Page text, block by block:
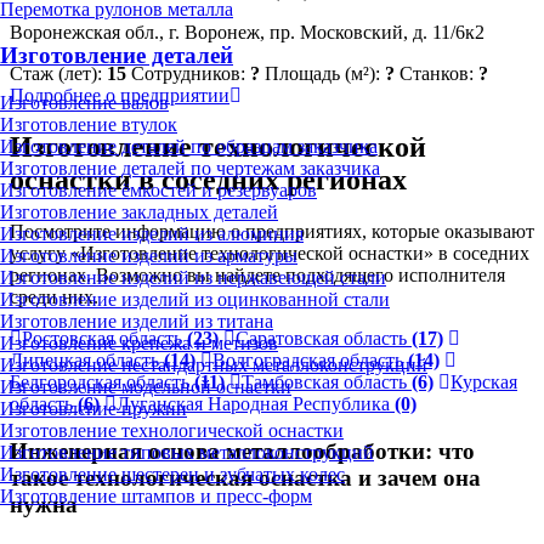
Перемотка рулонов металла
Изготовление деталей
Изготовление валов
Изготовление втулок
Изготовление деталей по образцам заказчика
Изготовление деталей по чертежам заказчика
Изготовление ёмкостей и резервуаров
Изготовление закладных деталей
Изготовление изделий из алюминия
Изготовление изделий из арматуры
Изготовление изделий из нержавеющей стали
Изготовление изделий из оцинкованной стали
Изготовление изделий из титана
Изготовление крепежа и метизов
Изготовление нестандартных металлоконструкций
Изготовление модельной оснастки
Изготовление пружин
Изготовление технологической оснастки
Изготовление типовых металлоконструкций
Изготовление шестерен и зубчатых колес
Изготовление штампов и пресс-форм
Воронежская обл., г. Воронеж, пр. Московский, д. 11/6к2
Стаж (лет): 15 Сотрудников: ? Площадь (м²): ? Станков: ?
Подробнее о предприятии
Изготовление технологической
оснастки в соседних регионах
Посмотрите информацию о предприятиях, которые оказывают
услугу «Изготовление технологической оснастки» в соседних
регионах. Возможно вы найдете подходящего исполнителя
среди них.
Ростовская область(23) Саратовская область (17)
Липецкая область(14) Волгоградская область(14)
Белгородская область(11) Тамбовская область (6)
Курская
область(6) Луганская Народная Республика (0)
Инженерная основа металлообработки: что
такое технологическая оснастка и зачем она
нужна